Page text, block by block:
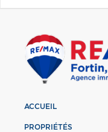
ACCUEIL
PROPRIÉTÉS